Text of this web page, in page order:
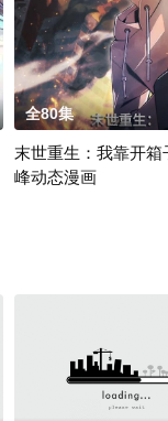
人展开决战。随着旧世
全80集
末世重生：我靠开箱
峰动态漫画